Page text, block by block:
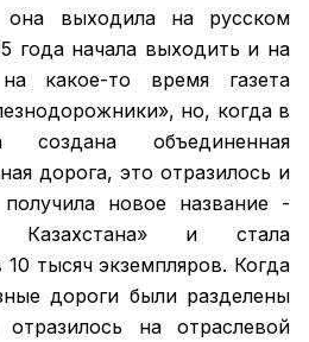
она выходила на русском
года начала выходить и на
какое-то время газета
но, когда в
объединенная
дорога, это отразилось и
новое название -
Казахстана» и стала
тысяч экземпляров. Когда
дороги были разделены
на отраслевой